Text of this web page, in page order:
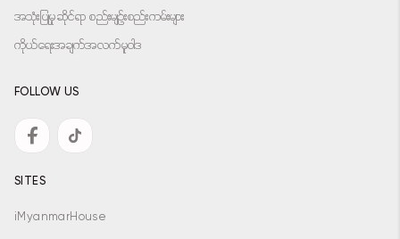
အသုံးပြုမှုဆိုင်ရာ စည်းမျဉ်းစည်းကမ်းများ
ကိုယ်ရေးအချက်အလက်မူဝါဒ
FOLLOW US
SITES
iMyanmarHouse